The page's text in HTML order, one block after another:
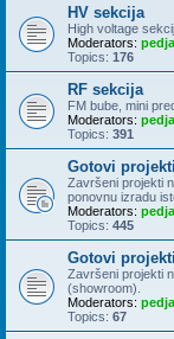
HV sekcija
High voltage
Moderators:
Topics: 176
RF sekcija
FM bube, mini
Moderators:
Topics: 391
Gotovi
Završeni projekti
ponovnu izradu
Moderators:
Topics: 445
Gotovi
Završeni projekti
(showroom).
Moderators:
Topics: 67